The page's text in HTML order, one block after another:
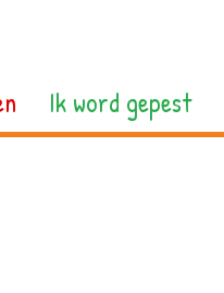
Ik word gepest